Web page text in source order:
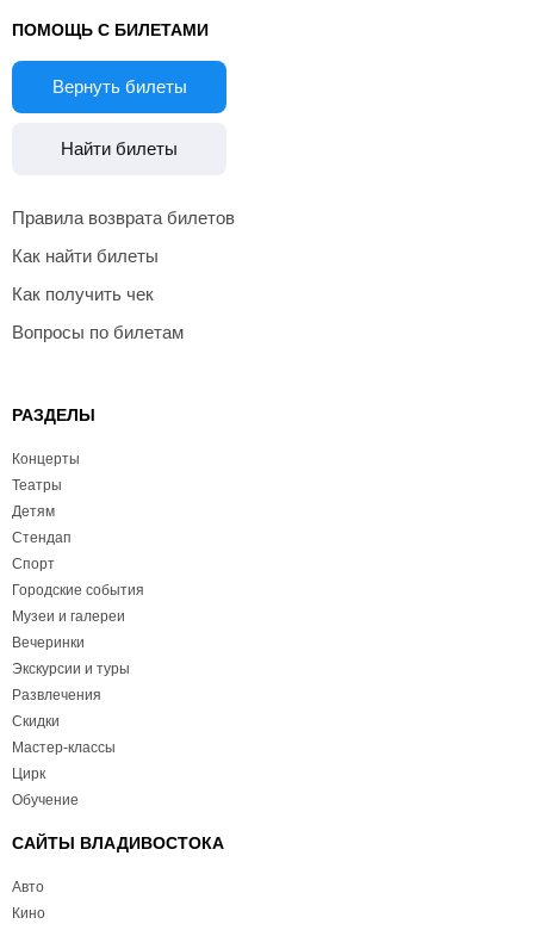
ПОМОЩЬ С БИЛЕТАМИ
Вернуть билеты
Найти билеты
Правила возврата билетов
Как найти билеты
Как получить чек
Вопросы по билетам
РАЗДЕЛЫ
Концерты
Театры
Детям
Стендап
Спорт
Городские события
Музеи и галереи
Вечеринки
Экскурсии и туры
Развлечения
Скидки
Мастер-классы
Цирк
Обучение
САЙТЫ ВЛАДИВОСТОКА
Авто
Кино